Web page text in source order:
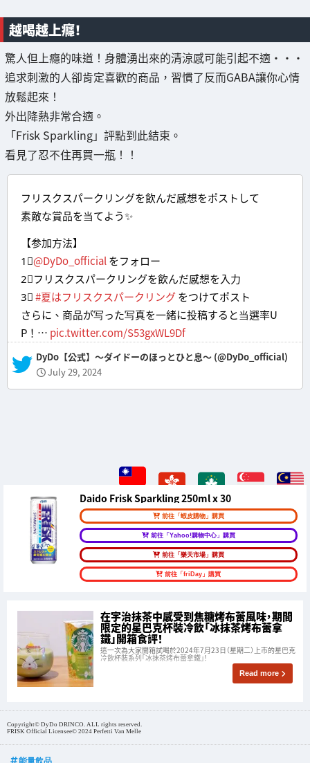
越喝越上癮！
驚人但上癮的味道！身體湧出來的清涼感可能引起不適・・・
追求刺激的人卻肯定喜歡的商品，習慣了反而GABA讓你心情
放鬆起來！
外出降熱非常合適。
「Frisk Sparkling」評點到此結束。
看見了忍不住再買一瓶！！
フリスクスパークリングを飲んだ感想をポストして
素敵な賞品を当てよう✨
【参加方法】
1⃣@DyDo_official をフォロー
2⃣フリスクスパークリングを飲んだ感想を入力
3⃣#夏はフリスクスパークリングをつけてポスト
さらに、商品が写った写真を一緒に投稿すると当選率U
P！… pic.twitter.com/S53gxWL9Df
— DyDo【公式】～ダイドーのほっとひと息～ (@DyDo_official)
July 29, 2024
Daido Frisk Sparkling 250ml x 30
前往「蝦皮購物」購買
前往「Yahoo!購物中心」購買
前往「樂天市場」購買
前往「friDay」購買
在宇治抹茶中感受到焦糖烤布蕾風味，期間
限定的星巴克杯裝冷飲「冰抹茶烤布蕾拿
鐵」開箱食評！
這一次為大家開箱試喝於2024年7月23日（星期二）上市的星巴克
冷飲杯裝系列「冰抹茶烤布蕾拿鐵」！
Read more
Copyright© DyDo DRINCO. ALL rights reserved.
FRISK Official Licensee© 2024 Perfetti Van Melle
能量飲品